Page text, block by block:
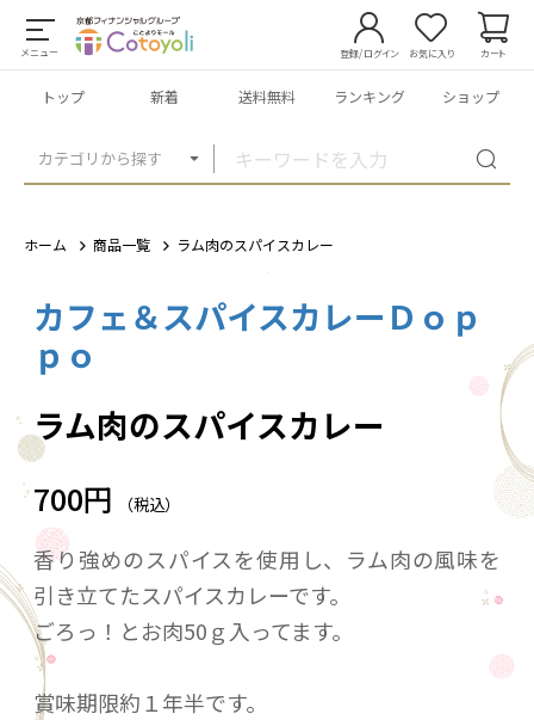
メニュー
カテゴリから探す
登録/ログイン お気に入り カート
トップ 新着 送料無料 ランキング ショップ
ホーム 商品一覧 ラム肉のスパイスカレー
カフェ＆スパイスカレーＤｏｐ
ｐｏ
ラム肉のスパイスカレー
700円 （税込）
香り強めのスパイスを使用し、ラム肉の風味を
引き立てたスパイスカレーです。
ごろっ！とお肉50ｇ入ってます。
賞味期限約１年半です。